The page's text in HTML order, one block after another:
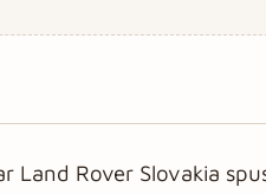
Land Rover Slovakia